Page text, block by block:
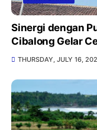
Sinergi dengan
Cibalong Gelar
THURSDAY, JULY 16,